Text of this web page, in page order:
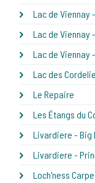
Lac de Viennay
Lac de Viennay
Lac de Viennay
Lac des
Le Repaire
Les Étangs du
Livardiere - Big
Livardiere -
Loch'ness Carpe